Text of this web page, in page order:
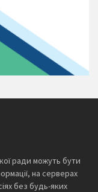
ради можуть бути
на серверах
без будь-яких